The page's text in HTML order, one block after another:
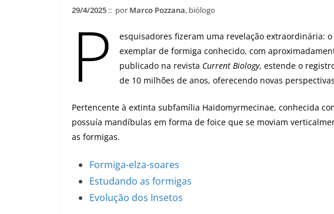
29/4/2025 :: por Marco Pozzana, biólogo
P esquisadores fizeram uma revelação extraordinária:
exemplar de formiga conhecido, com
publicado na revista Current Biology, estende o
de 10 milhões de anos, oferecendo novas
Pertencente à extinta subfamília Haidomyrmecinae, conhecida
possuía mandíbulas em forma de foice que se moviam
as formigas.
Formiga-elza-soares
Estudando as formigas
Evolução dos Insetos